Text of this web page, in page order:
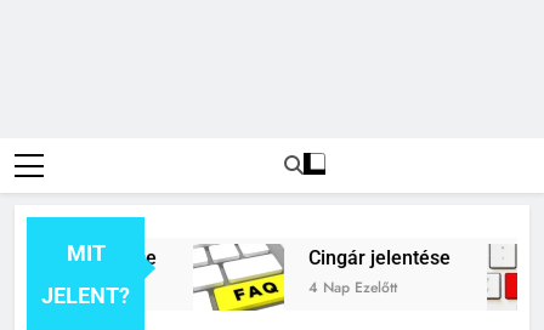
MIT
JELENT?
jelentése Cingár jelentése
4 Nap Ezelőtt